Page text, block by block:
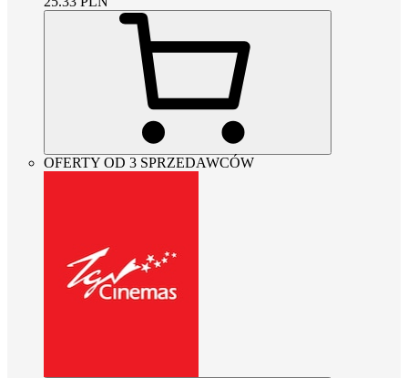
OFERTY OD 3 SPRZEDAWCÓW